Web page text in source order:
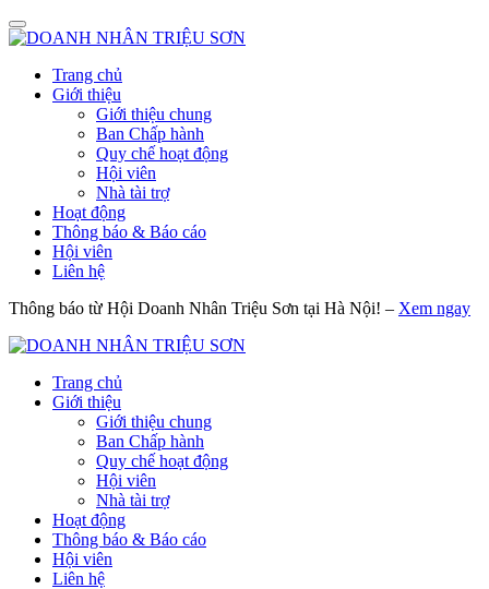
Trang chủ
Giới thiệu
Giới thiệu chung
Ban Chấp hành
Quy chế hoạt động
Hội viên
Nhà tài trợ
Hoạt động
Thông báo & Báo cáo
Hội viên
Liên hệ
Thông báo từ Hội Doanh Nhân Triệu Sơn tại Hà Nội! – Xem ngay
Trang chủ
Giới thiệu
Giới thiệu chung
Ban Chấp hành
Quy chế hoạt động
Hội viên
Nhà tài trợ
Hoạt động
Thông báo & Báo cáo
Hội viên
Liên hệ